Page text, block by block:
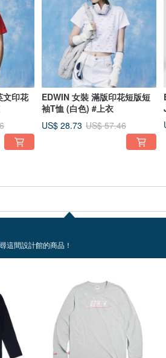
文印花
EDWIN 女裝 滿版印花短版短
袖T恤 (白色) #上衣
US$ 28.73 US$ 57.46
這間設計館的商品！